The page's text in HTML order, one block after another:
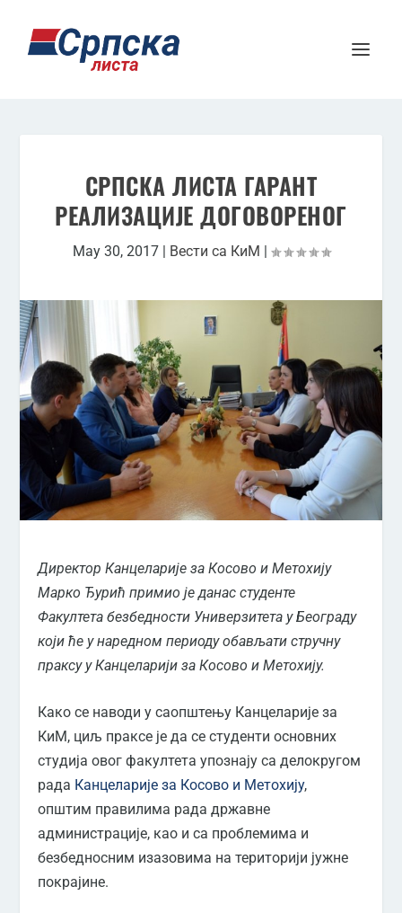
СРПСКА ЛИСТА ГАРАНТ
РЕАЛИЗАЦИЈЕ ДОГОВОРЕНОГ
May 30, 2017| Вести са КиМ |
Директор Канцеларије за Косово и Метохију
Марко Ђурић примио је данас студенте
Факултета безбедности Универзитета у Београду
који ће у наредном периоду обављати стручну
праксу у Канцеларији за Косово и Метохију.
Како се наводи у саопштењу Канцеларије за
КиМ, циљ праксе је да се студенти основних
студија овог факултета упознају са делокругом
рада Канцеларије за Косово и Метохију,
општим правилима рада државне
администрације, као и са проблемима и
безбедносним изазовима на територији јужне
покрајине.